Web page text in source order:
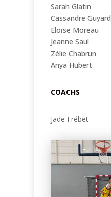
Sarah Glatin
Cassandre Guyard
Eloïse Moreau
Jeanne Saul
Zélie Chabrun
Anya Hubert
COACHS
Jade Frébet